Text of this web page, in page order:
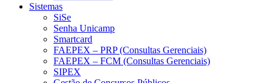
Sistemas
SiSe
Senha Unicamp
Smartcard
FAEPEX – PRP (Consultas Gerenciais)
FAEPEX – FCM (Consultas Gerenciais)
SIPEX